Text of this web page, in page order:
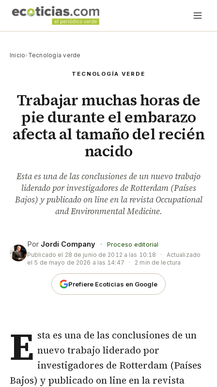
Inicio› Tecnología verde
TECNOLOGÍA VERDE
Trabajar muchas horas de
pie durante el embarazo
afecta al tamaño del recién
nacido
Esta es una de las conclusiones de un nuevo trabajo
liderado por investigadores de Rotterdam (Países
Bajos) y publicado on line en la revista Occupational
and Environmental Medicine.
Por Jordi Company ·
Proceso editorial
Publicado el 28 de junio de 2012 a las 10:18 ·
Actualizado
el 5 de mayo de 2026 a las 14:47 · 2 min de lectura
Prefiere Ecoticias en Google
E sta es una de las conclusiones de un
nuevo trabajo liderado por
investigadores de Rotterdam (Países
Bajos) y publicado on line en la revista